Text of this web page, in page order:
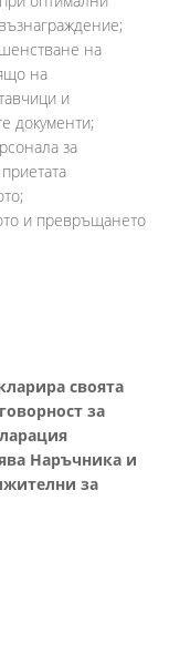
на
на
и
документи;
за
и превръщането
своята
за
Наръчника и
за